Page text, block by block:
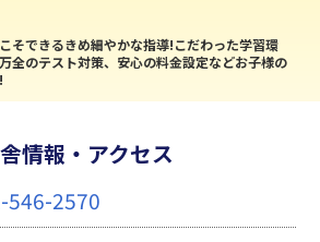
そできるきめ細やかな指導!こだわった学習環
全のテスト対策、安心の料金設定などお子様の
情報・アクセス
546-2570